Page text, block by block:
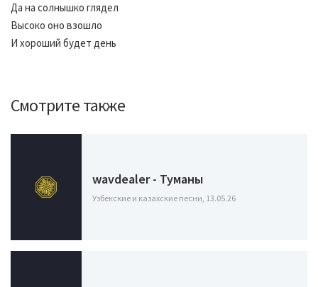
Да на солнышко глядел
Высоко оно взошло
И хороший будет день
Смотрите также
wavdealer - Туманы
Узбекские и казахские песни, 13.05.26